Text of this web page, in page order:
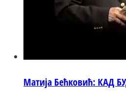
Матија Бећковић: КАД